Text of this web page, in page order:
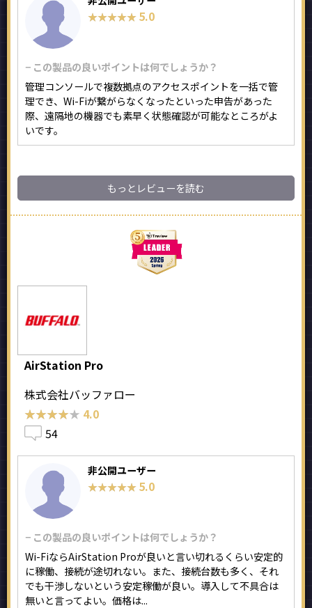
★★★★★
★★★★★ 5.0
− この製品の良いポイントは何でしょうか？
管理コンソールで複数拠点のアクセスポイントを一括で管
理でき、Wi-Fiが繋がらなくなったといった申告があった
際、遠隔地の機器でも素早く状態確認が可能なところがよ
いです。
もっとレビューを読む
AirStation Pro
株式会社バッファロー
★★★★★
★★★★★ 4.0
54
非公開ユーザー
★★★★★
★★★★★ 5.0
− この製品の良いポイントは何でしょうか？
Wi-FiならAirStation Proが良いと言い切れるくらい安定的
に稼働、接続が途切れない。また、接続台数も多く、それ
でも干渉しないという安定稼働が良い。導入して不具合は
無いと言ってよい。価格は...